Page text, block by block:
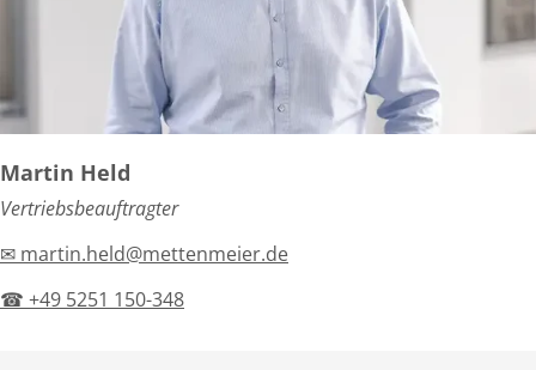
Martin Held
Vertriebsbeauftragter
✉ martin.held@mettenmeier.de
☎ +49 5251 150-348